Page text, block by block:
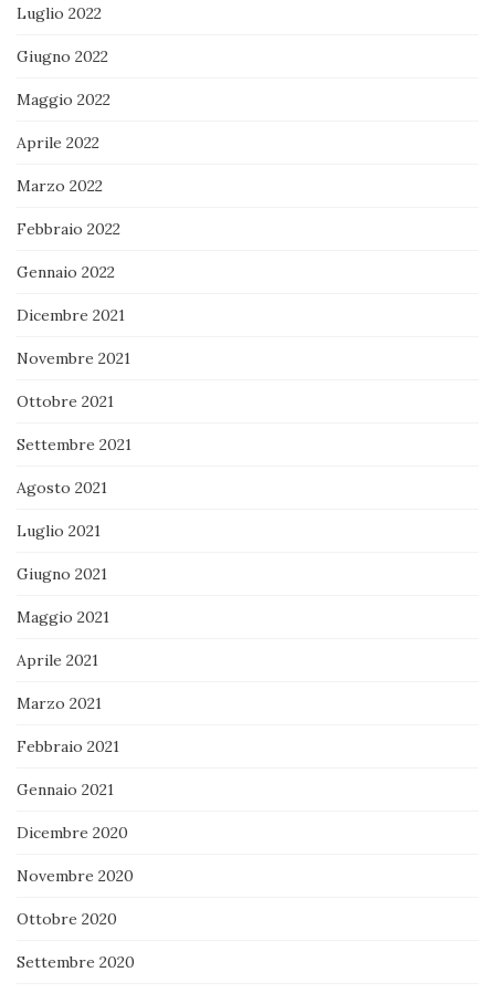
Luglio 2022
Giugno 2022
Maggio 2022
Aprile 2022
Marzo 2022
Febbraio 2022
Gennaio 2022
Dicembre 2021
Novembre 2021
Ottobre 2021
Settembre 2021
Agosto 2021
Luglio 2021
Giugno 2021
Maggio 2021
Aprile 2021
Marzo 2021
Febbraio 2021
Gennaio 2021
Dicembre 2020
Novembre 2020
Ottobre 2020
Settembre 2020